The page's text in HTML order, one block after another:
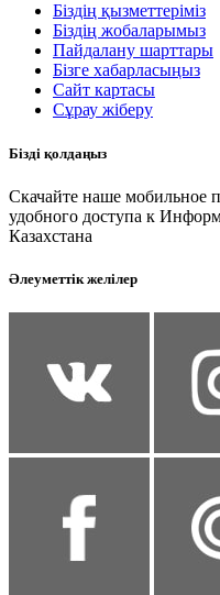
Біздің қызметтеріміз
Біздің жобаларымыз
Пайдалану шарттары
Бізге хабарласыңыз
Сайт картасы
Сұрау жіберу
Бізді қолдаңыз
Скачайте наше мобильное
удобного доступа к
Казахстана
Әлеуметтік желілер